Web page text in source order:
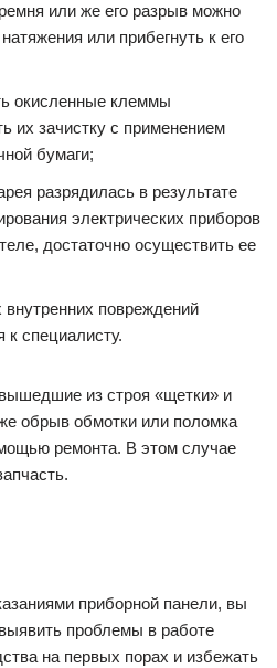
или же его разрыв можно
или прибегнуть к его
окисленные клеммы
их зачистку с применением
бумаги;
разрядилась в результате
электрических приборов
достаточно осуществить ее
повреждений
к специалисту.
из строя «щетки» и
обрыв обмотки или поломка
ремонта. В этом случае
приборной панели, вы
проблемы в работе
на первых порах и избежать